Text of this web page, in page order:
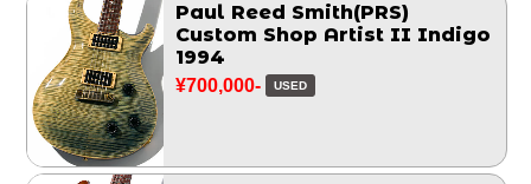
Paul Reed Smith(PRS)
Custom Shop Artist II Indigo
1994
¥700,000- USED